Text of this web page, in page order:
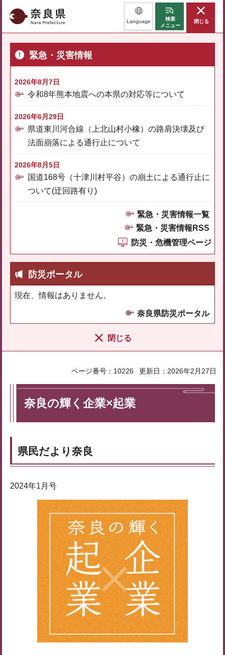
奈良県 Language
検索
メニュー
閉じる
緊急・災害情報
2026年8月7日
令和8年熊本地震への本県の対応等について
2026年6月29日
県道東川河合線（上北山村小橡）の路肩決壊及び
法面崩落による通行止について
2026年8月5日
国道168号（十津川村平谷）の崩土による通行止に
ついて(迂回路有り)
緊急・災害情報一覧
緊急・災害情報RSS
防災・危機管理ページ
防災ポータル
現在、情報はありません。
奈良県防災ポータル
閉じる
ページ番号：10226 更新日：2026年2月27日
奈良の輝く企業×起業
県民だより奈良
2024年1月号